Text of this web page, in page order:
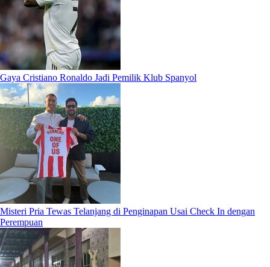
Gaya Cristiano Ronaldo Jadi Pemilik Klub Spanyol
Misteri Pria Tewas Telanjang di Penginapan Usai Check In dengan
Perempuan